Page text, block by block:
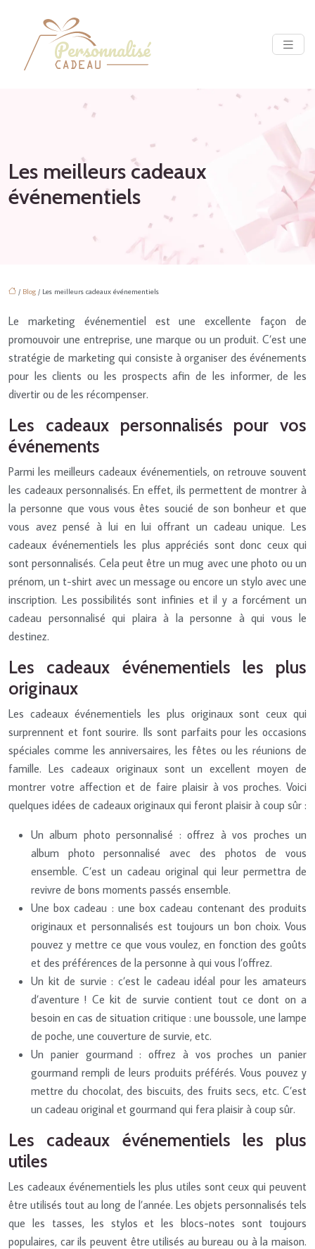
Les meilleurs cadeaux
événementiels
/ Blog / Les meilleurs cadeaux événementiels
Le marketing événementiel est une excellente façon de
promouvoir une entreprise, une marque ou un produit. C’est une
stratégie de marketing qui consiste à organiser des événements
pour les clients ou les prospects afin de les informer, de les
divertir ou de les récompenser.
Les cadeaux personnalisés pour vos
événements
Parmi les meilleurs cadeaux événementiels, on retrouve souvent
les cadeaux personnalisés. En effet, ils permettent de montrer à
la personne que vous vous êtes soucié de son bonheur et que
vous avez pensé à lui en lui offrant un cadeau unique. Les
cadeaux événementiels les plus appréciés sont donc ceux qui
sont personnalisés. Cela peut être un mug avec une photo ou un
prénom, un t-shirt avec un message ou encore un stylo avec une
inscription. Les possibilités sont infinies et il y a forcément un
cadeau personnalisé qui plaira à la personne à qui vous le
destinez.
Les cadeaux événementiels les plus
originaux
Les cadeaux événementiels les plus originaux sont ceux qui
surprennent et font sourire. Ils sont parfaits pour les occasions
spéciales comme les anniversaires, les fêtes ou les réunions de
famille. Les cadeaux originaux sont un excellent moyen de
montrer votre affection et de faire plaisir à vos proches. Voici
quelques idées de cadeaux originaux qui feront plaisir à coup sûr :
Un album photo personnalisé : offrez à vos proches un
album photo personnalisé avec des photos de vous
ensemble. C’est un cadeau original qui leur permettra de
revivre de bons moments passés ensemble.
Une box cadeau : une box cadeau contenant des produits
originaux et personnalisés est toujours un bon choix. Vous
pouvez y mettre ce que vous voulez, en fonction des goûts
et des préférences de la personne à qui vous l’offrez.
Un kit de survie : c’est le cadeau idéal pour les amateurs
d’aventure ! Ce kit de survie contient tout ce dont on a
besoin en cas de situation critique : une boussole, une lampe
de poche, une couverture de survie, etc.
Un panier gourmand : offrez à vos proches un panier
gourmand rempli de leurs produits préférés. Vous pouvez y
mettre du chocolat, des biscuits, des fruits secs, etc. C’est
un cadeau original et gourmand qui fera plaisir à coup sûr.
Les cadeaux événementiels les plus
utiles
Les cadeaux événementiels les plus utiles sont ceux qui peuvent
être utilisés tout au long de l’année. Les objets personnalisés tels
que les tasses, les stylos et les blocs-notes sont toujours
populaires, car ils peuvent être utilisés au bureau ou à la maison.